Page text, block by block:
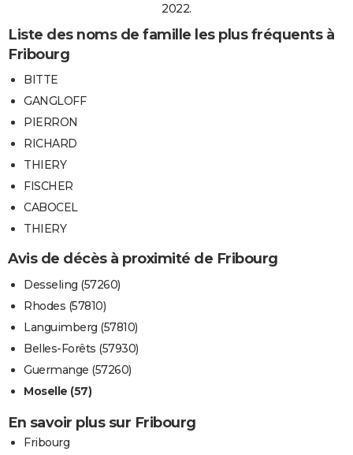
2022.
Liste des noms de famille les plus fréquents à
Fribourg
BITTE
GANGLOFF
PIERRON
RICHARD
THIERY
FISCHER
CABOCEL
THIERY
Avis de décès à proximité de Fribourg
Desseling (57260)
Rhodes (57810)
Languimberg (57810)
Belles-Forêts (57930)
Guermange (57260)
Moselle (57)
En savoir plus sur Fribourg
Fribourg